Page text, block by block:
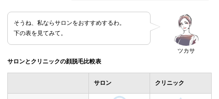
ツカサ
そうね、私ならサロンをおすすめするわ。
下の表を見てみて。
サロンとクリニックの顔脱毛比較表
サロン クリニック